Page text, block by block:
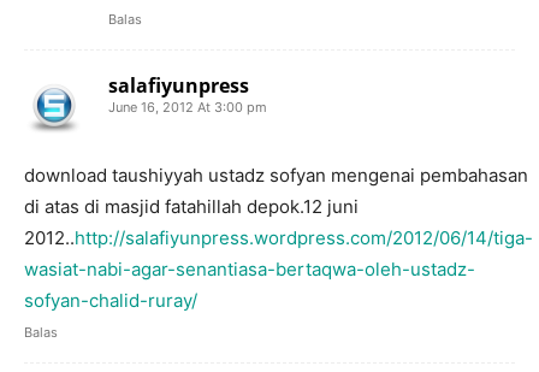
Balas
salafiyunpress
June 16, 2012 At 3:00 pm
download taushiyyah ustadz sofyan mengenai pembahasan
di atas di masjid fatahillah depok.12 juni
2012..http://salafiyunpress.wordpress.com/2012/06/14/tiga-
wasiat-nabi-agar-senantiasa-bertaqwa-oleh-ustadz-
sofyan-chalid-ruray/
Balas